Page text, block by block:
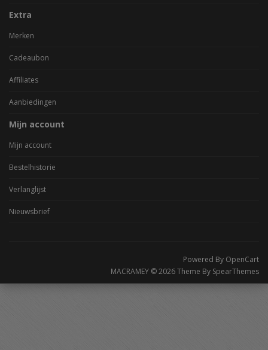
Extra
Merken
Cadeaubon
Affiliates
Aanbiedingen
Mijn account
Mijn account
Bestelhistorie
Verlanglijst
Nieuwsbrief
Powered By OpenCart
MACRAMEY © 2026 Theme By SpearThemes